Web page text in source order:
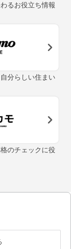
るお役立ち情報
分らしい住まい
のチェックに役